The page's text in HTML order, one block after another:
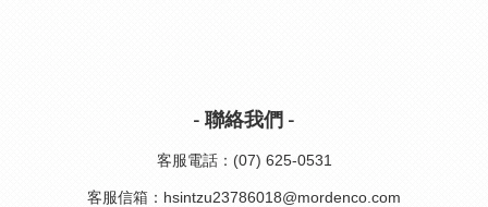
- 聯絡我們 -
客服電話：(07) 625-0531
客服信箱：hsintzu23786018@mordenco.com